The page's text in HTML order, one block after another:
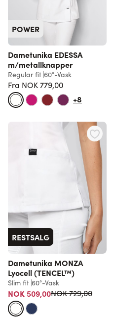
POWER
Dametunika EDESSA
m/metallknapper
Regular fit 60°-Vask
Fra NOK 779,00Vanlig pris
+8
RESTSALG
Dametunika MONZA
Lyocell (TENCEL™)
Slim fit 60°-Vask
NOK 509,00Vanlig pris
NOK 729,00